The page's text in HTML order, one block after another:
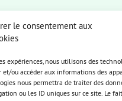
le consentement aux
expériences, nous utilisons des
et/ou accéder aux informations des
nous permettra de traiter des
ou les ID uniques sur ce site. Le